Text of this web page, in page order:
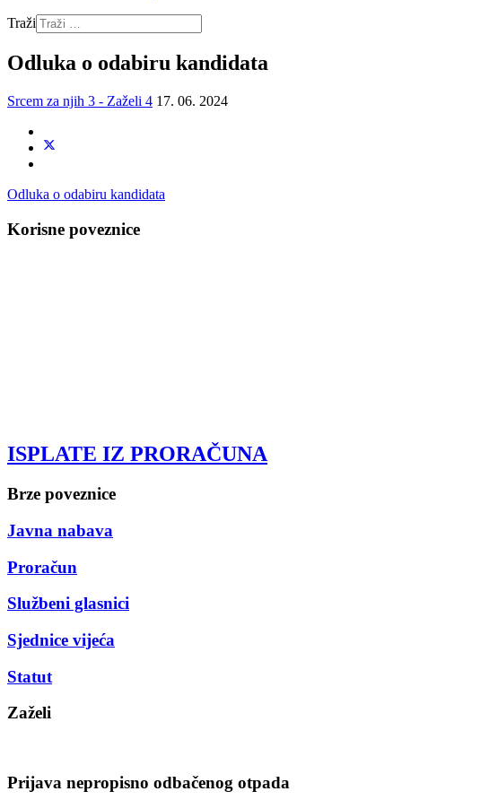
Traži
Odluka o odabiru kandidata
Srcem za njih 3 - Zaželi 4 17. 06. 2024
Odluka o odabiru kandidata
Korisne poveznice
ISPLATE IZ PRORAČUNA
Brze poveznice
Javna nabava
Proračun
Službeni glasnici
Sjednice vijeća
Statut
Zaželi
Prijava nepropisno odbačenog otpada